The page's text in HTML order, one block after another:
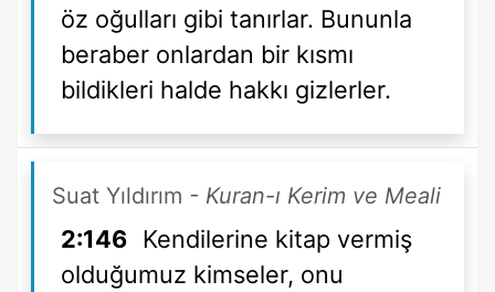
öz oğulları gibi tanırlar. Bununla
beraber onlardan bir kısmı
bildikleri halde hakkı gizlerler.
Suat Yıldırım - Kuran-ı Kerim ve Meali
2:146
Kendilerine kitap vermiş
olduğumuz kimseler, onu